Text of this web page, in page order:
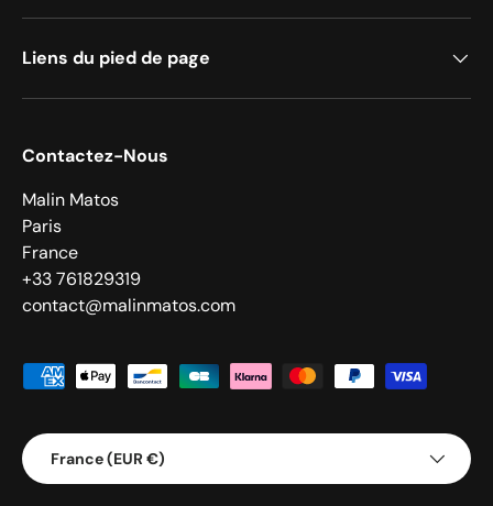
Liens du pied de page
Contactez-Nous
Malin Matos
Paris
France
+33 761829319
contact@malinmatos.com
Moyens de paiement acceptés
Pays
France (EUR €)